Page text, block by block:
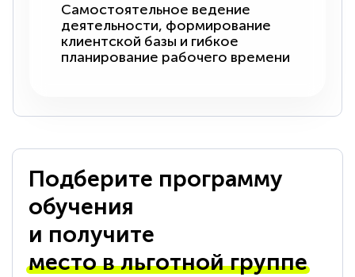
Самостоятельное ведение
деятельности, формирование
клиентской базы и гибкое
планирование рабочего времени
Подберите программу
обучения
и получите
место в льготной группе